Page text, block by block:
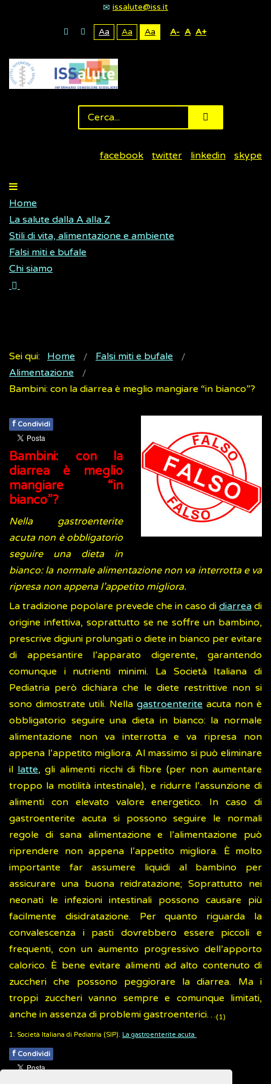
issalute@iss.it
Aa Aa Aa A- A A+
facebook twitter linkedin skype
Home
La salute dalla A alla Z
Stili di vita, alimentazione e ambiente
Falsi miti e bufale
Chi siamo
Sei qui: Home
Falsi miti e bufale
Alimentazione
Bambini: con la diarrea è meglio mangiare “in bianco”?
f Condividi
Bambini: con la
diarrea è meglio
mangiare “in
bianco”?
Nella gastroenterite
acuta non è obbligatorio
seguire una dieta in
bianco: la normale alimentazione non va interrotta e va
ripresa non appena l’appetito migliora.
La tradizione popolare prevede che in caso di diarrea di
origine infettiva, soprattutto se ne soffre un bambino,
prescrive digiuni prolungati o diete in bianco per evitare
di appesantire l’apparato digerente, garantendo
comunque i nutrienti minimi. La Società Italiana di
Pediatria però dichiara che le diete restrittive non si
sono dimostrate utili. Nella gastroenterite acuta non è
obbligatorio seguire una dieta in bianco: la normale
alimentazione non va interrotta e va ripresa non
appena l’appetito migliora. Al massimo si può eliminare
il latte, gli alimenti ricchi di fibre (per non aumentare
troppo la motilità intestinale), e ridurre l’assunzione di
alimenti con elevato valore energetico. In caso di
gastroenterite acuta si possono seguire le normali
regole di sana alimentazione e l’alimentazione può
riprendere non appena l’appetito migliora. È molto
importante far assumere liquidi al bambino per
assicurare una buona reidratazione; Soprattutto nei
neonati le infezioni intestinali possono causare più
facilmente disidratazione. Per quanto riguarda la
convalescenza i pasti dovrebbero essere piccoli e
frequenti, con un aumento progressivo dell’apporto
calorico. È bene evitare alimenti ad alto contenuto di
zuccheri che possono peggiorare la diarrea. Ma i
troppi zuccheri vanno sempre e comunque limitati,
anche in assenza di problemi gastroenterici…(1)
1. Società Italiana di Pediatria (SIP). La gastroenterite acuta
f Condividi